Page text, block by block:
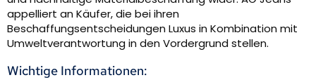
appelliert an Käufer, die bei ihren
Beschaffungsentscheidungen Luxus in Kombination mit
Umweltverantwortung in den Vordergrund stellen.
Wichtige Informationen: